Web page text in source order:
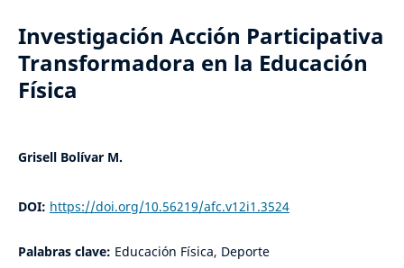
Investigación Acción Participativa
Transformadora en la Educación
Física
Grisell Bolívar M.
DOI: https://doi.org/10.56219/afc.v12i1.3524
Palabras clave: Educación Física, Deporte